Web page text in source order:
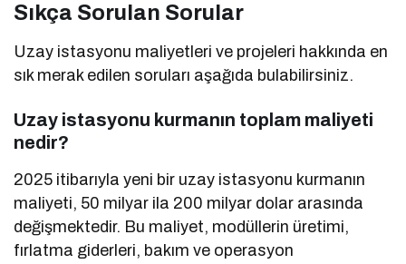
Sıkça Sorulan Sorular
Uzay istasyonu maliyetleri ve projeleri hakkında en
sık merak edilen soruları aşağıda bulabilirsiniz.
Uzay istasyonu kurmanın toplam maliyeti
nedir?
2025 itibarıyla yeni bir uzay istasyonu kurmanın
maliyeti, 50 milyar ila 200 milyar dolar arasında
değişmektedir. Bu maliyet, modüllerin üretimi,
fırlatma giderleri, bakım ve operasyon